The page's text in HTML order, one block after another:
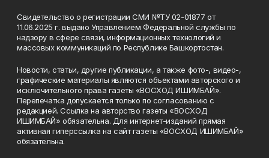
Свидетельство о регистрации СМИ №ТУ 02-01877 от
11.06.2025 г. выдано Управлением Федеральной службы по
надзору в сфере связи, информационных технологий и
массовых коммуникаций по Республике Башкортостан.
Новости, статьи, другие публикации, а также фото-, видео-,
графические материалы являются объектами авторского и
исключительного права газеты «ВОСХОД ИШИМБАЙ».
Перепечатка допускается только по согласованию с
редакцией. Ссылка на авторство газеты «ВОСХОД
ИШИМБАЙ» обязательна. Для интернет-изданий прямая
активная гиперссылка на сайт газеты «ВОСХОД ИШИМБАЙ»
обязательна.